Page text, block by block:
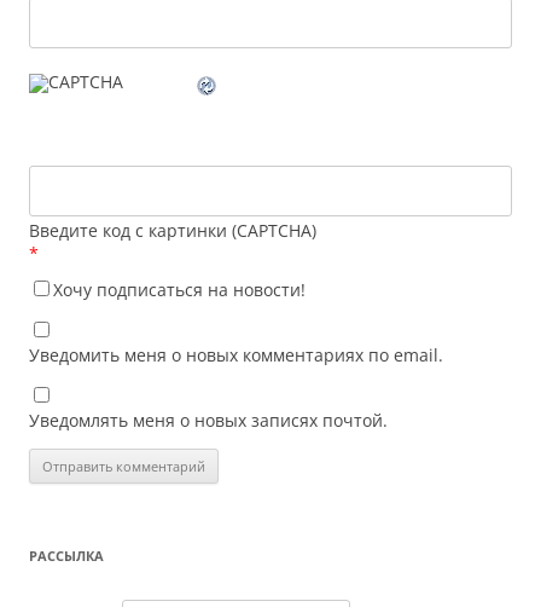
Введите код с картинки (CAPTCHA)
*
Хочу подписаться на новости!
Уведомить меня о новых комментариях по email.
Уведомлять меня о новых записях почтой.
РАССЫЛКА